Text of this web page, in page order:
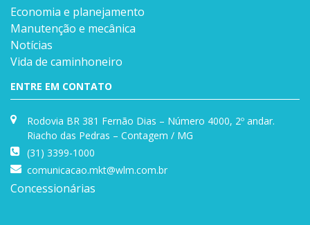
Economia e planejamento
Manutenção e mecânica
Notícias
Vida de caminhoneiro
ENTRE EM CONTATO
Rodovia BR 381 Fernão Dias – Número 4000, 2º andar.
Riacho das Pedras – Contagem / MG
(31) 3399-1000
comunicacao.mkt@wlm.com.br
Concessionárias